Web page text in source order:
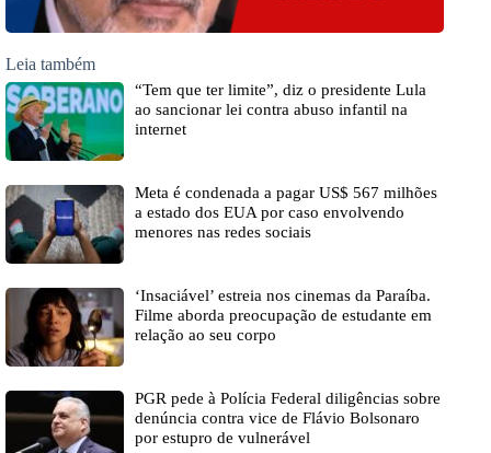
Leia também
“Tem que ter limite”, diz o presidente Lula
ao sancionar lei contra abuso infantil na
internet
Meta é condenada a pagar US$ 567 milhões
a estado dos EUA por caso envolvendo
menores nas redes sociais
‘Insaciável’ estreia nos cinemas da Paraíba.
Filme aborda preocupação de estudante em
relação ao seu corpo
PGR pede à Polícia Federal diligências sobre
denúncia contra vice de Flávio Bolsonaro
por estupro de vulnerável